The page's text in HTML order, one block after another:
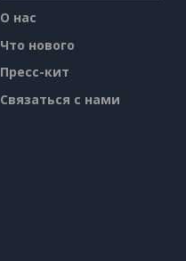
О нас
Что нового
Пресс-кит
Связаться с нами